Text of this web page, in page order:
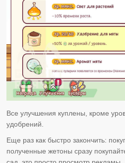
Все улучшения куплены, кроме
удобрений.
Еще раз как быстро закончить:
полученные жетоны сразу